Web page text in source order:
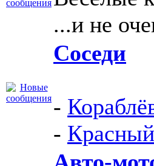
...и не
Соседи
-
-